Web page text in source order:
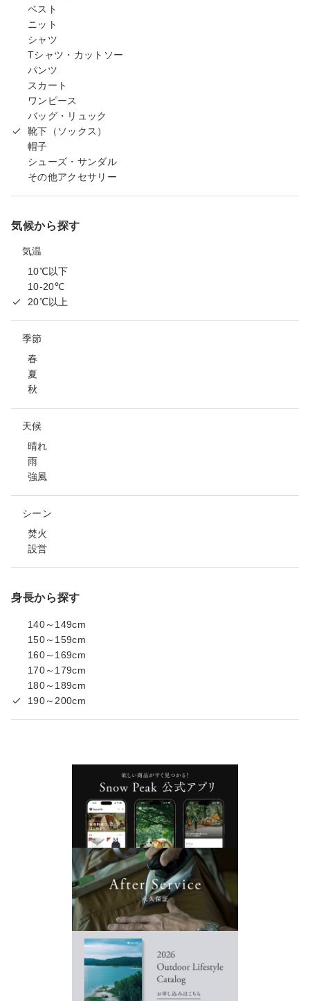
ベスト
ニット
シャツ
Tシャツ・カットソー
パンツ
スカート
ワンピース
バッグ・リュック
靴下（ソックス）
帽子
シューズ・サンダル
その他アクセサリー
気候から探す
気温
10℃以下
10-20℃
20℃以上
季節
春
夏
秋
天候
晴れ
雨
強風
シーン
焚火
設営
身長から探す
140～149cm
150～159cm
160～169cm
170～179cm
180～189cm
190～200cm